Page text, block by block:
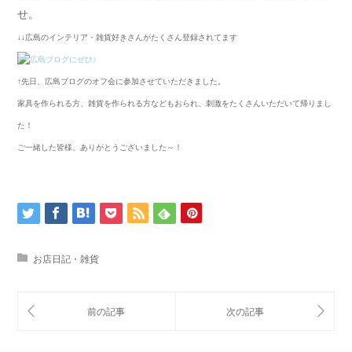
せ。
↓↓広島のインテリア・雑貨好きさんがたくさん登録されてます
↑先日、広島ブログのオフ会に参加させていただきました。
家具を作られる方、雑貨を作られる方などもおられ、刺激をたくさんいただいて帰りまし
た！
ご一緒した皆様、ありがとうございました～！
お店日記・雑貨